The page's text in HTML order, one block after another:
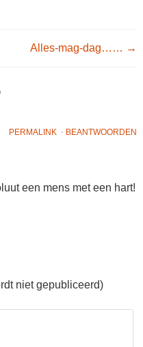
Alles-mag-dag…… →
PERMALINK ⋅ BEANTWOORDEN
een mens met een hart!
niet gepubliceerd)